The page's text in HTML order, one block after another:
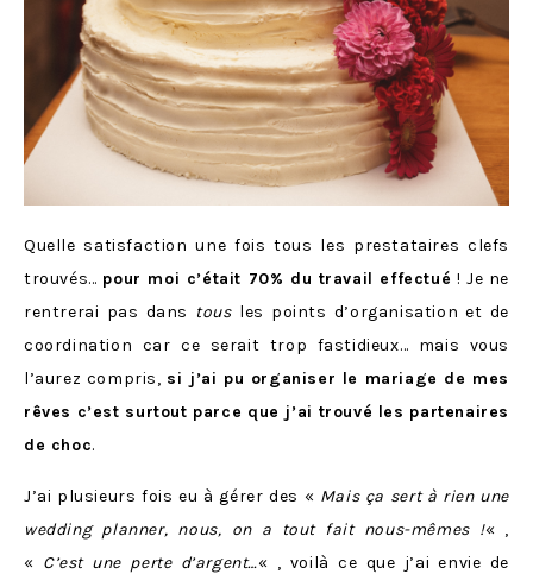
Quelle satisfaction une fois tous les prestataires clefs
trouvés… pour moi c’était 70% du travail effectué ! Je ne
rentrerai pas dans tousles points d’organisation et de
coordination car ce serait trop fastidieux… mais vous
l’aurez compris, si j’ai pu organiser le mariage de mes
rêves c’est surtout parce que j’ai trouvé les partenaires
de choc.
J’ai plusieurs fois eu à gérer des « Mais ça sert à rien une
wedding planner, nous, on a tout fait nous-mêmes !« ,
« C’est une perte d’argent…« , voilà ce que j’ai envie de